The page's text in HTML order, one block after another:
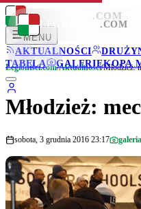
LEGIONISCI .COM
MENU
AKTUALNOŚCI
TABELA
GALERIEKOPA
LEGIONISCI .COM
Legionisci.com/Aktualności/Młodzież:
Młodzież:
sobota, 3 grudnia 2016 23:17 galeria